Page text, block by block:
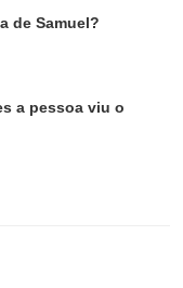
de Samuel?
a pessoa viu o